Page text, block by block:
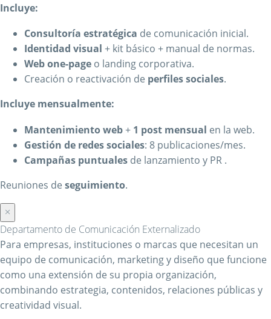
Incluye:
Consultoría estratégica de comunicación inicial.
Identidad visual + kit básico + manual de normas.
Web one-page o landing corporativa.
Creación o reactivación de perfiles sociales.
Incluye mensualmente:
Mantenimiento web+ 1 post mensual en la web.
Gestión de redes sociales: 8 publicaciones/mes.
Campañas puntuales de lanzamiento y PR .
Reuniones de seguimiento.
×
Departamento de Comunicación Externalizado
Para empresas, instituciones o marcas que necesitan un
equipo de comunicación, marketing y diseño que funcione
como una extensión de su propia organización,
combinando estrategia, contenidos, relaciones públicas y
creatividad visual.